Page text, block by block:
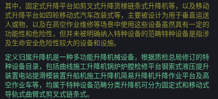
其中，固定式升降平台如剪叉式升降货梯链条式升降机等，以及移动
式升降平台如四轮移动式汽车改装式等，主要被设计为用于垂直运送
人或物，以及在高空作业维修等场景中使用这些设备虽然具有一定的
功能性和危险性，但并未被明确纳入特种设备的范畴特种设备是指涉
及生命安全危险性较大的设备和设施。
定义归属升降机是一种多功能升降机械设备，根据质检总局修订的特
种设备目录，包括曲线施工升降机锅炉炉膛检修平台钢索式液压提升
装置电站提滑模装置升船机施工升降机简易升降机升降作业平台及高
空作业车等，均属于特种设备范畴分类升降机可分为固定式和移动式
导轨式曲臂式剪叉式链条式。